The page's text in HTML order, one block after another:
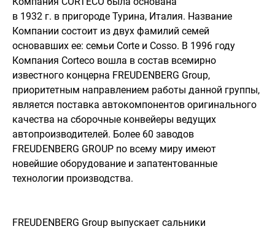
в 1932 г. в пригороде Турина, Италия. Название
Компании состоит из двух фамилий семей
основавших ее: семьи Corte и Cosso. В 1996 году
Компания Corteco вошла в состав всемирно
известного концерна FREUDENBERG Group,
приоритетным направлением работы данной группы,
является поставка автокомпонентов оригинального
качества на сборочные конвейеры ведущих
автопроизводителей. Более 60 заводов
FREUDENBERG GROUP по всему миру имеют
новейшие оборудование и запатентованные
технологии производства.
FREUDENBERG Group выпускает сальники